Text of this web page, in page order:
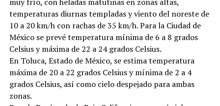
temperaturas diurnas templadas y viento del noreste de
10 a 20 km/h con rachas de 35 km/h. Para la Ciudad de
México se prevé temperatura mínima de 6 a 8 grados
Celsius y máxima de 22 a 24 grados Celsius.
En Toluca, Estado de México, se estima temperatura
máxima de 20 a 22 grados Celsius y mínima de 2 a 4
grados Celsius, así como cielo despejado para ambas
zonas.